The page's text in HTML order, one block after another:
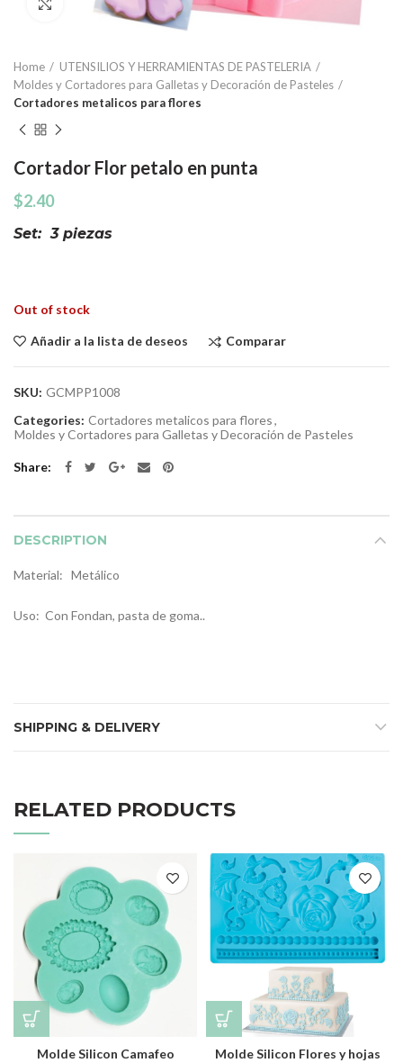
Click to enlarge
Home
UTENSILIOS Y HERRAMIENTAS DE PASTELERIA
Moldes y Cortadores para Galletas y Decoración de Pasteles
Cortadores metalicos para flores
Cortador Flor petalo en punta
$2.40
Set: 3 piezas
Out of stock
Añadir a la lista de deseos Comparar
SKU: GCMPP1008
Categories: Cortadores metalicos para flores,
Moldes y Cortadores para Galletas y Decoración de Pasteles
Share
DESCRIPTION
Material: Metálico
Uso: Con Fondan, pasta de goma..
SHIPPING & DELIVERY
RELATED PRODUCTS
Molde Silicon Camafeo Molde Silicon Flores y hojas